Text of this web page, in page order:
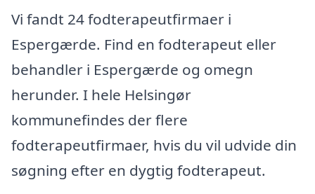
Vi fandt 24 fodterapeutfirmaer i
Espergærde. Find en fodterapeut eller
behandler i Espergærde og omegn
herunder. I hele Helsingør
kommunefindes der flere
fodterapeutfirmaer, hvis du vil udvide din
søgning efter en dygtig fodterapeut.